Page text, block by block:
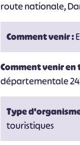
route nationale,
Comment venir :
Comment venir
départementale
Type
touristiques